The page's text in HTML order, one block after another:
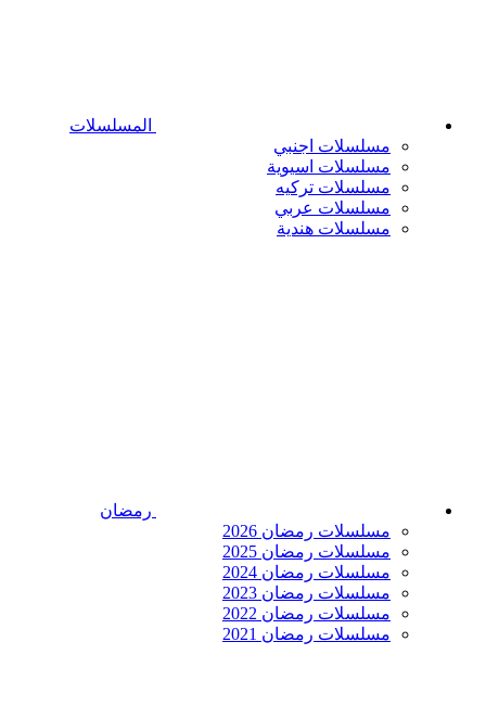
المسلسلات
مسلسلات اجنبي
مسلسلات اسيوية
مسلسلات تركيه
مسلسلات عربي
مسلسلات هندية
رمضان
مسلسلات رمضان 2026
مسلسلات رمضان 2025
مسلسلات رمضان 2024
مسلسلات رمضان 2023
مسلسلات رمضان 2022
مسلسلات رمضان 2021